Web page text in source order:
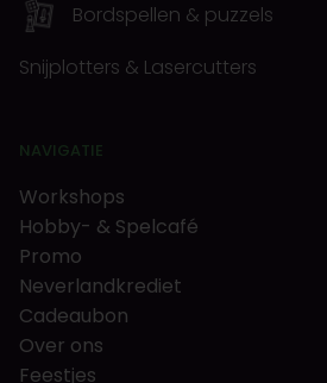
Bordspellen & puzzels
Snijplotters & Lasercutters
NAVIGATIE
Workshops
Hobby- & Spelcafé
Promo
Neverlandkrediet
Cadeaubon
Over ons
Feestjes